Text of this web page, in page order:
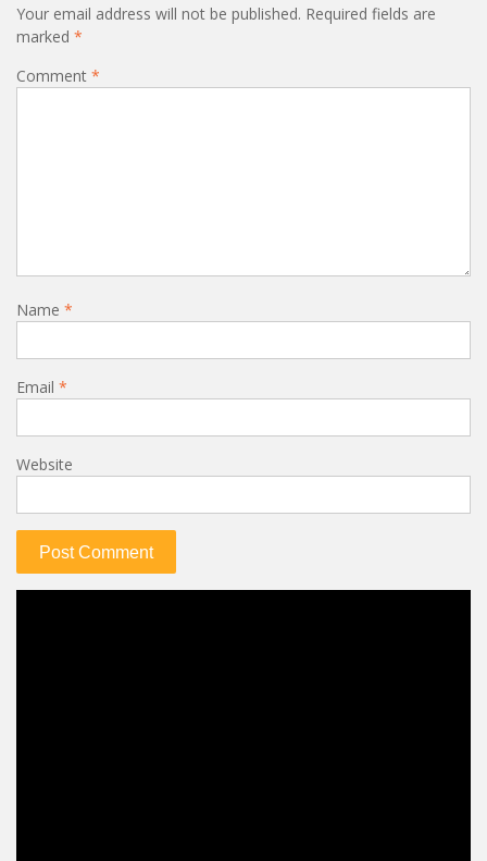
Your email address will not be published. Required fields are
marked *
Comment *
Name *
Email *
Website